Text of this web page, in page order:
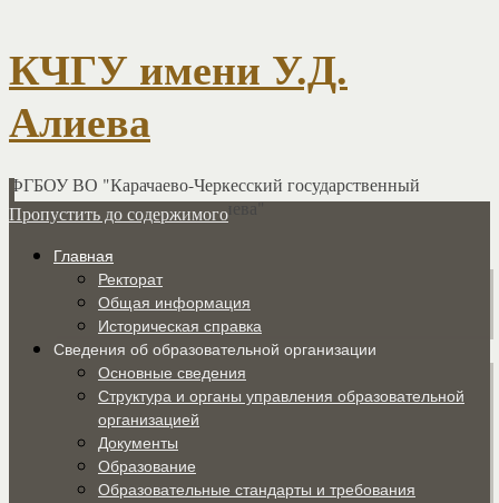
КЧГУ имени У.Д.
Алиева
ФГБОУ ВО "Карачаево-Черкесский государственный
университет имени У.Д. Алиева"
Пропустить до содержимого
Главная
Ректорат
Общая информация
Историческая справка
Сведения об образовательной организации
Основные сведения
Структура и органы управления образовательной
организацией
Документы
Образование
Образовательные стандарты и требования